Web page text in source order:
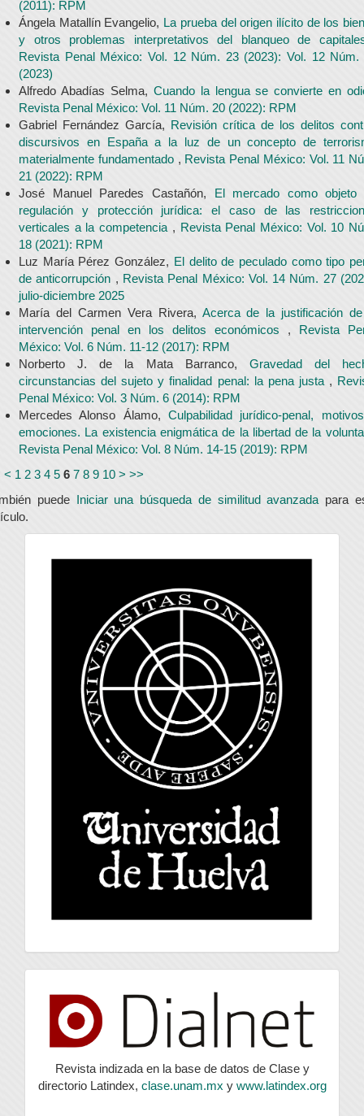
(2011): RPM
Ángela Matallín Evangelio, La prueba del origen ilícito de los
y otros problemas interpretativos del blanqueo de
Revista Penal México: Vol. 12 Núm. 23 (2023): Vol. 12 Núm.
(2023)
Alfredo Abadías Selma, Cuando la lengua se convierte en
Revista Penal México: Vol. 11 Núm. 20 (2022): RPM
Gabriel Fernández García, Revisión crítica de los delitos
discursivos en España a la luz de un concepto de
materialmente fundamentado , Revista Penal México: Vol. 11
21 (2022): RPM
José Manuel Paredes Castañón, El mercado como objeto
regulación y protección jurídica: el caso de las
verticales a la competencia , Revista Penal México: Vol. 10
18 (2021): RPM
Luz María Pérez González, El delito de peculado como tipo
de anticorrupción , Revista Penal México: Vol. 14 Núm. 27
julio-diciembre 2025
María del Carmen Vera Rivera, Acerca de la justificación
intervención penal en los delitos económicos , Revista
México: Vol. 6 Núm. 11-12 (2017): RPM
Norberto J. de la Mata Barranco, Gravedad del
circunstancias del sujeto y finalidad penal: la pena justa ,
Penal México: Vol. 3 Núm. 6 (2014): RPM
Mercedes Alonso Álamo, Culpabilidad jurídico-penal,
emociones. La existencia enigmática de la libertad de la
Revista Penal México: Vol. 8 Núm. 14-15 (2019): RPM
< 1 2 3 4 5 6 7 8 9 10 > >>
puede Iniciar una búsqueda de similitud avanzada para
universidad
index
Revista indizada en la base de datos de Clase y
directorio Latindex, clase.unam.mx y www.latindex.org